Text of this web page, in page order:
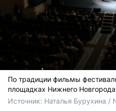
По традиции фильмы
площадках Нижнего
Источник: Наталья Бурухина /